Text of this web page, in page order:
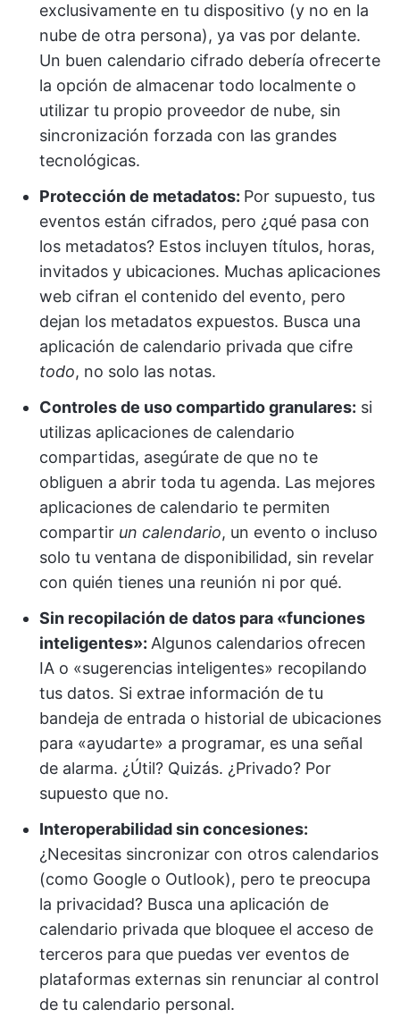
exclusivamente en tu dispositivo (y no en la
nube de otra persona), ya vas por delante.
Un buen calendario cifrado debería ofrecerte
la opción de almacenar todo localmente o
utilizar tu propio proveedor de nube, sin
sincronización forzada con las grandes
tecnológicas.
Protección de metadatos: Por supuesto, tus
eventos están cifrados, pero ¿qué pasa con
los metadatos? Estos incluyen títulos, horas,
invitados y ubicaciones. Muchas aplicaciones
web cifran el contenido del evento, pero
dejan los metadatos expuestos. Busca una
aplicación de calendario privada que cifre
todo, no solo las notas.
Controles de uso compartido granulares: si
utilizas aplicaciones de calendario
compartidas, asegúrate de que no te
obliguen a abrir toda tu agenda. Las mejores
aplicaciones de calendario te permiten
compartir un calendario, un evento o incluso
solo tu ventana de disponibilidad, sin revelar
con quién tienes una reunión ni por qué.
Sin recopilación de datos para «funciones
inteligentes»: Algunos calendarios ofrecen
IA o «sugerencias inteligentes» recopilando
tus datos. Si extrae información de tu
bandeja de entrada o historial de ubicaciones
para «ayudarte» a programar, es una señal
de alarma. ¿Útil? Quizás. ¿Privado? Por
supuesto que no.
Interoperabilidad sin concesiones:
¿Necesitas sincronizar con otros calendarios
(como Google o Outlook), pero te preocupa
la privacidad? Busca una aplicación de
calendario privada que bloquee el acceso de
terceros para que puedas ver eventos de
plataformas externas sin renunciar al control
de tu calendario personal.